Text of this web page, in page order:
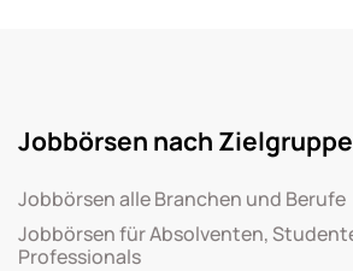
Jobbörsen nach
Jobbörsen alle Branchen und Berufe
Jobbörsen für Absolventen,
Professionals